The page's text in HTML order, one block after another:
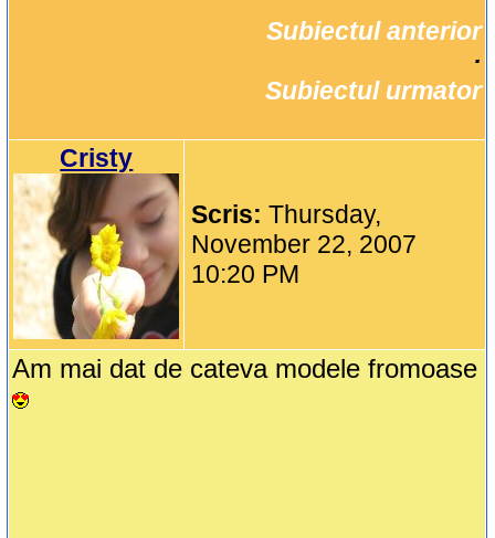
Subiectul anterior
Subiectul urmator
Cristy
Scris:Thursday,
November 22, 2007
10:20 PM
Am mai dat de cateva modele fromoase